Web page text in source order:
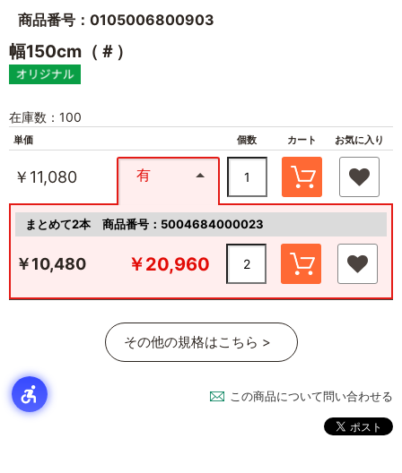
商品番号：0105006800903
幅150cm（＃）
在庫数：100
単価 個数 カート お気に入り
￥11,080 有
まとめて2本 商品番号：5004684000023
￥10,480 ￥20,960
その他の規格はこちら >
この商品について問い合わせる